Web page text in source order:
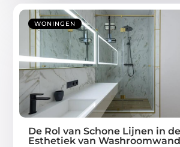
WONINGEN
De Rol van Schone Lijnen in
Esthetiek van